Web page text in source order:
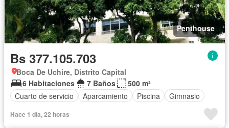
Penthouse
Bs 377.105.703
Boca De Uchire, Distrito Capital
6 Habitaciones
7 Baños
500 m²
Cuarto de servicio
Aparcamiento Piscina Gimnasio
Hace 1 día, 22 horas